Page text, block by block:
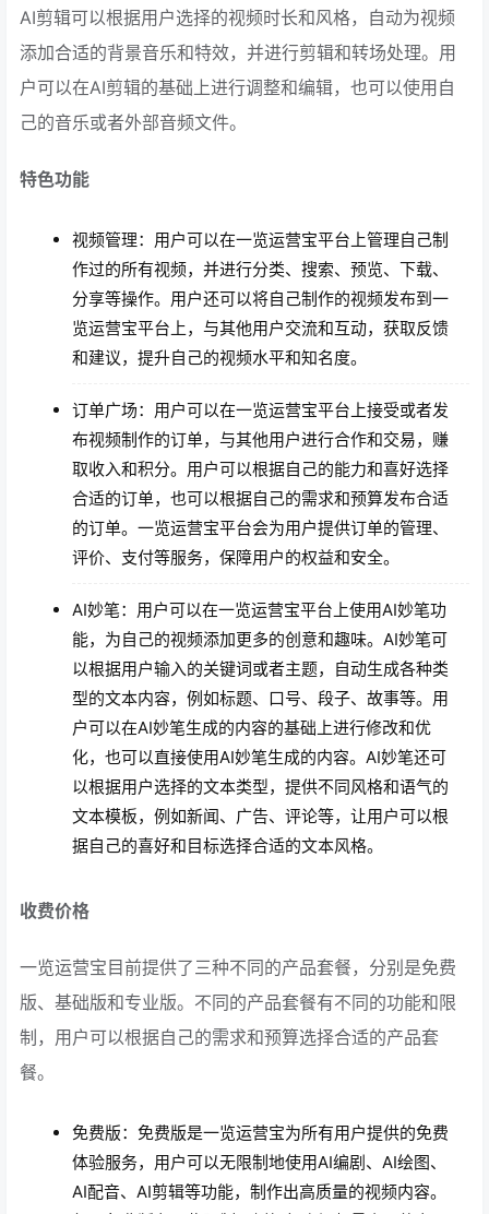
AI剪辑可以根据用户选择的视频时长和风格，自动为视频
添加合适的背景音乐和特效，并进行剪辑和转场处理。用
户可以在AI剪辑的基础上进行调整和编辑，也可以使用自
己的音乐或者外部音频文件。
特色功能
视频管理：用户可以在一览运营宝平台上管理自己制
作过的所有视频，并进行分类、搜索、预览、下载、
分享等操作。用户还可以将自己制作的视频发布到一
览运营宝平台上，与其他用户交流和互动，获取反馈
和建议，提升自己的视频水平和知名度。
订单广场：用户可以在一览运营宝平台上接受或者发
布视频制作的订单，与其他用户进行合作和交易，赚
取收入和积分。用户可以根据自己的能力和喜好选择
合适的订单，也可以根据自己的需求和预算发布合适
的订单。一览运营宝平台会为用户提供订单的管理、
评价、支付等服务，保障用户的权益和安全。
AI妙笔：用户可以在一览运营宝平台上使用AI妙笔功
能，为自己的视频添加更多的创意和趣味。AI妙笔可
以根据用户输入的关键词或者主题，自动生成各种类
型的文本内容，例如标题、口号、段子、故事等。用
户可以在AI妙笔生成的内容的基础上进行修改和优
化，也可以直接使用AI妙笔生成的内容。AI妙笔还可
以根据用户选择的文本类型，提供不同风格和语气的
文本模板，例如新闻、广告、评论等，让用户可以根
据自己的喜好和目标选择合适的文本风格。
收费价格
一览运营宝目前提供了三种不同的产品套餐，分别是免费
版、基础版和专业版。不同的产品套餐有不同的功能和限
制，用户可以根据自己的需求和预算选择合适的产品套
餐。
免费版：免费版是一览运营宝为所有用户提供的免费
体验服务，用户可以无限制地使用AI编剧、AI绘图、
AI配音、AI剪辑等功能，制作出高质量的视频内容。